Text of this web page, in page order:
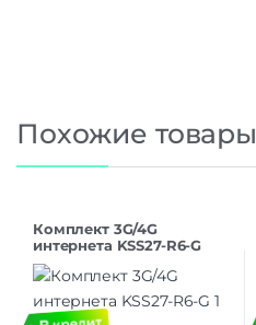
Похожие товары
Комплект 3G/4G
интернета KSS27-R6-G